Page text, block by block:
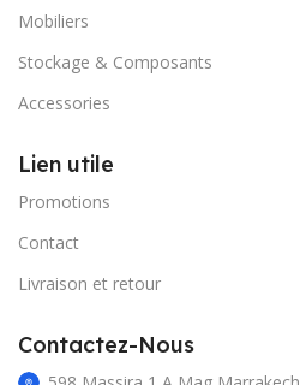
Mobiliers
Stockage & Composants
Accessories
Lien utile
Promotions
Contact
Livraison et retour
Contactez-Nous